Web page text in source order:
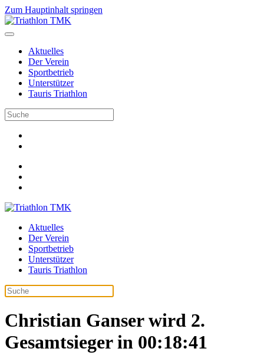
Zum Hauptinhalt springen
Aktuelles
Der Verein
Sportbetrieb
Unterstützer
Tauris Triathlon
Aktuelles
Der Verein
Sportbetrieb
Unterstützer
Tauris Triathlon
Christian Ganser wird 2.
Gesamtsieger in 00:18:41